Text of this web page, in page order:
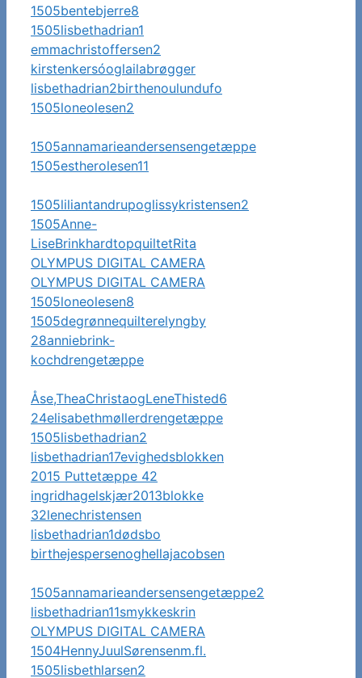
1505bentebjerre8
1505lisbethadrian1
emmachristoffersen2
kirstenkersóoglailabrøgger
lisbethadrian2birthenoulundufo
1505loneolesen2
1505annamarieandersensengetæppe
1505estherolesen11
1505liliantandrupoglissykristensen2
1505Anne-
LiseBrinkhardtopquiltetRita
OLYMPUS DIGITAL CAMERA
OLYMPUS DIGITAL CAMERA
1505loneolesen8
1505degrønnequilterelyngby
28anniebrink-
kochdrengetæppe
Åse,TheaChristaogLeneThisted6
24elisabethmøllerdrengetæppe
1505lisbethadrian2
lisbethadrian17evighedsblokken
2015 Puttetæppe 42
ingridhagelskjær2013blokke
32lenechristensen
lisbethadrian1dødsbo
birthejespersenoghellajacobsen
1505annamarieandersensengetæppe2
lisbethadrian11smykkeskrin
OLYMPUS DIGITAL CAMERA
1504HennyJuulSørensenm.fl.
1505lisbethlarsen2